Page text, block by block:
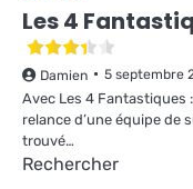
Les 4
Damien 5 septembre
Avec Les 4 Fantastiques
relance d’une équipe de
trouvé…
Rechercher